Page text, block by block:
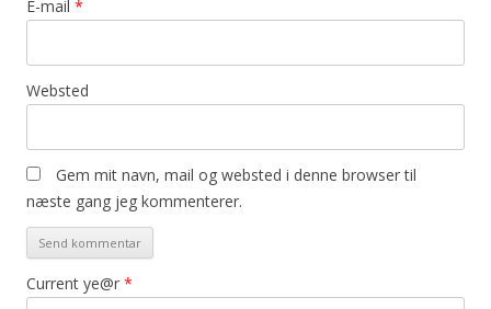
E-mail *
Websted
Gem mit navn, mail og websted i denne browser til
næste gang jeg kommenterer.
Current ye@r *